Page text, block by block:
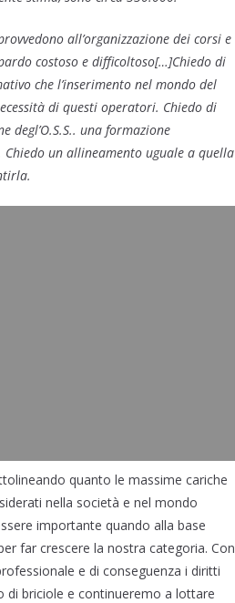
all’organizzazione dei corsi e
costoso e difficoltoso[…]Chiedo di
che l’inserimento nel mondo del
di questi operatori. Chiedo di
una formazione
un allineamento uguale a quella
quanto le massime cariche
nella società e nel mondo
importante quando alla base
far crescere la nostra categoria. Con
e di conseguenza i diritti
di briciole e continueremo a lottare